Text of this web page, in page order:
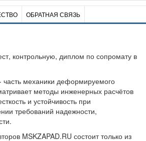
ОБРАТНАЯ СВЯЗЬ
контрольную, диплом по сопромату в
механики деформируемого
методы инженерных расчётов
и устойчивость при
требований надежности,
MSKZAPAD.RU состоит только из